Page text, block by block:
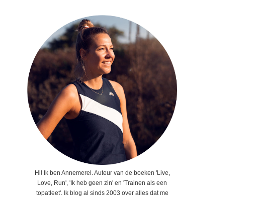
Hi! Ik ben Annemerel. Auteur van de boeken 'Live,
Love, Run', 'Ik heb geen zin' en 'Trainen als een
topatleet'. Ik blog al sinds 2003 over alles dat me